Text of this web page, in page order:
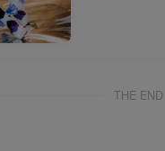
THE END